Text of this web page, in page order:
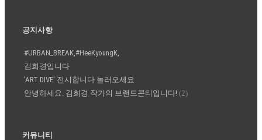
공지사항
#URBAN_BREAK,#HeeKyoungK,
김희경입니다
'ART DIVE' 전시합니다 놀러오세요
안녕하세요. 김희경 작가의 브랜드콘티입니다! (2)
커뮤니티